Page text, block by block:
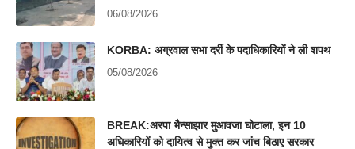
06/08/2026
KORBA: अग्रवाल सभा दर्री के पदाधिकारियों ने ली शपथ
05/08/2026
BREAK:अरपा भैन्साझार मुआवजा घोटाला, इन 10
अधिकारियों को दायित्व से मुक्त कर जांच बिठाए सरकार